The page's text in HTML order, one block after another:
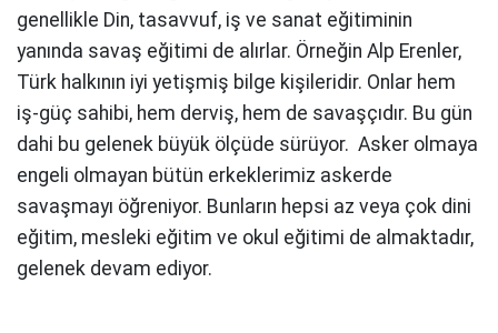
genellikle Din, tasavvuf, iş ve sanat eğitiminin
yanında savaş eğitimi de alırlar. Örneğin Alp Erenler,
Türk halkının iyi yetişmiş bilge kişileridir. Onlar hem
iş-güç sahibi, hem derviş, hem de savaşçıdır. Bu gün
dahi bu gelenek büyük ölçüde sürüyor. Asker olmaya
engeli olmayan bütün erkeklerimiz askerde
savaşmayı öğreniyor. Bunların hepsi az veya çok dini
eğitim, mesleki eğitim ve okul eğitimi de almaktadır,
gelenek devam ediyor.